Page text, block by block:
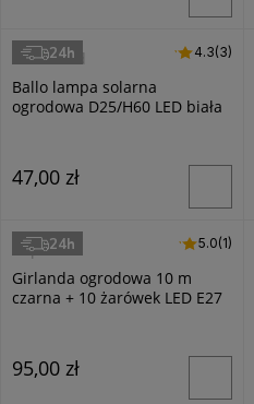
Masterled
Ballo lampa solarna
ogrodowa D25/H60 LED biała
4.3 (3)
4.3(3)
47,00 zł
24h
Superled
Girlanda ogrodowa 10 m
czarna + 10 żarówek LED E27
5.0 (1)
5.0(1)
95,00 zł
24h